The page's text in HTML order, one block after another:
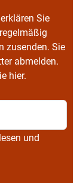
Sie
zusenden. Sie
abmelden.
hier.
und